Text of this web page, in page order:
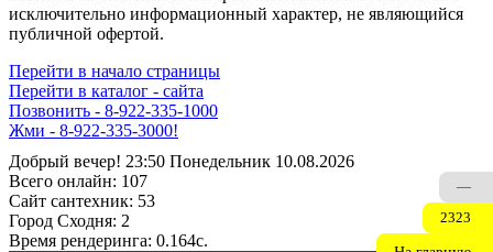
исключительно информационный характер, не являющийся
публичной офертой.
Перейти в начало страницы
Перейти в каталог - сайта
Позвонить - 8-922-335-1000
Жми - 8-922-335-3000!
Добрый вечер! 23:50 Понедельник 10.08.2026
Всего онлайн: 107
Сайт cантехник: 53
Город Сходня: 2
Время рендеринга: 0.164c.
—
2323